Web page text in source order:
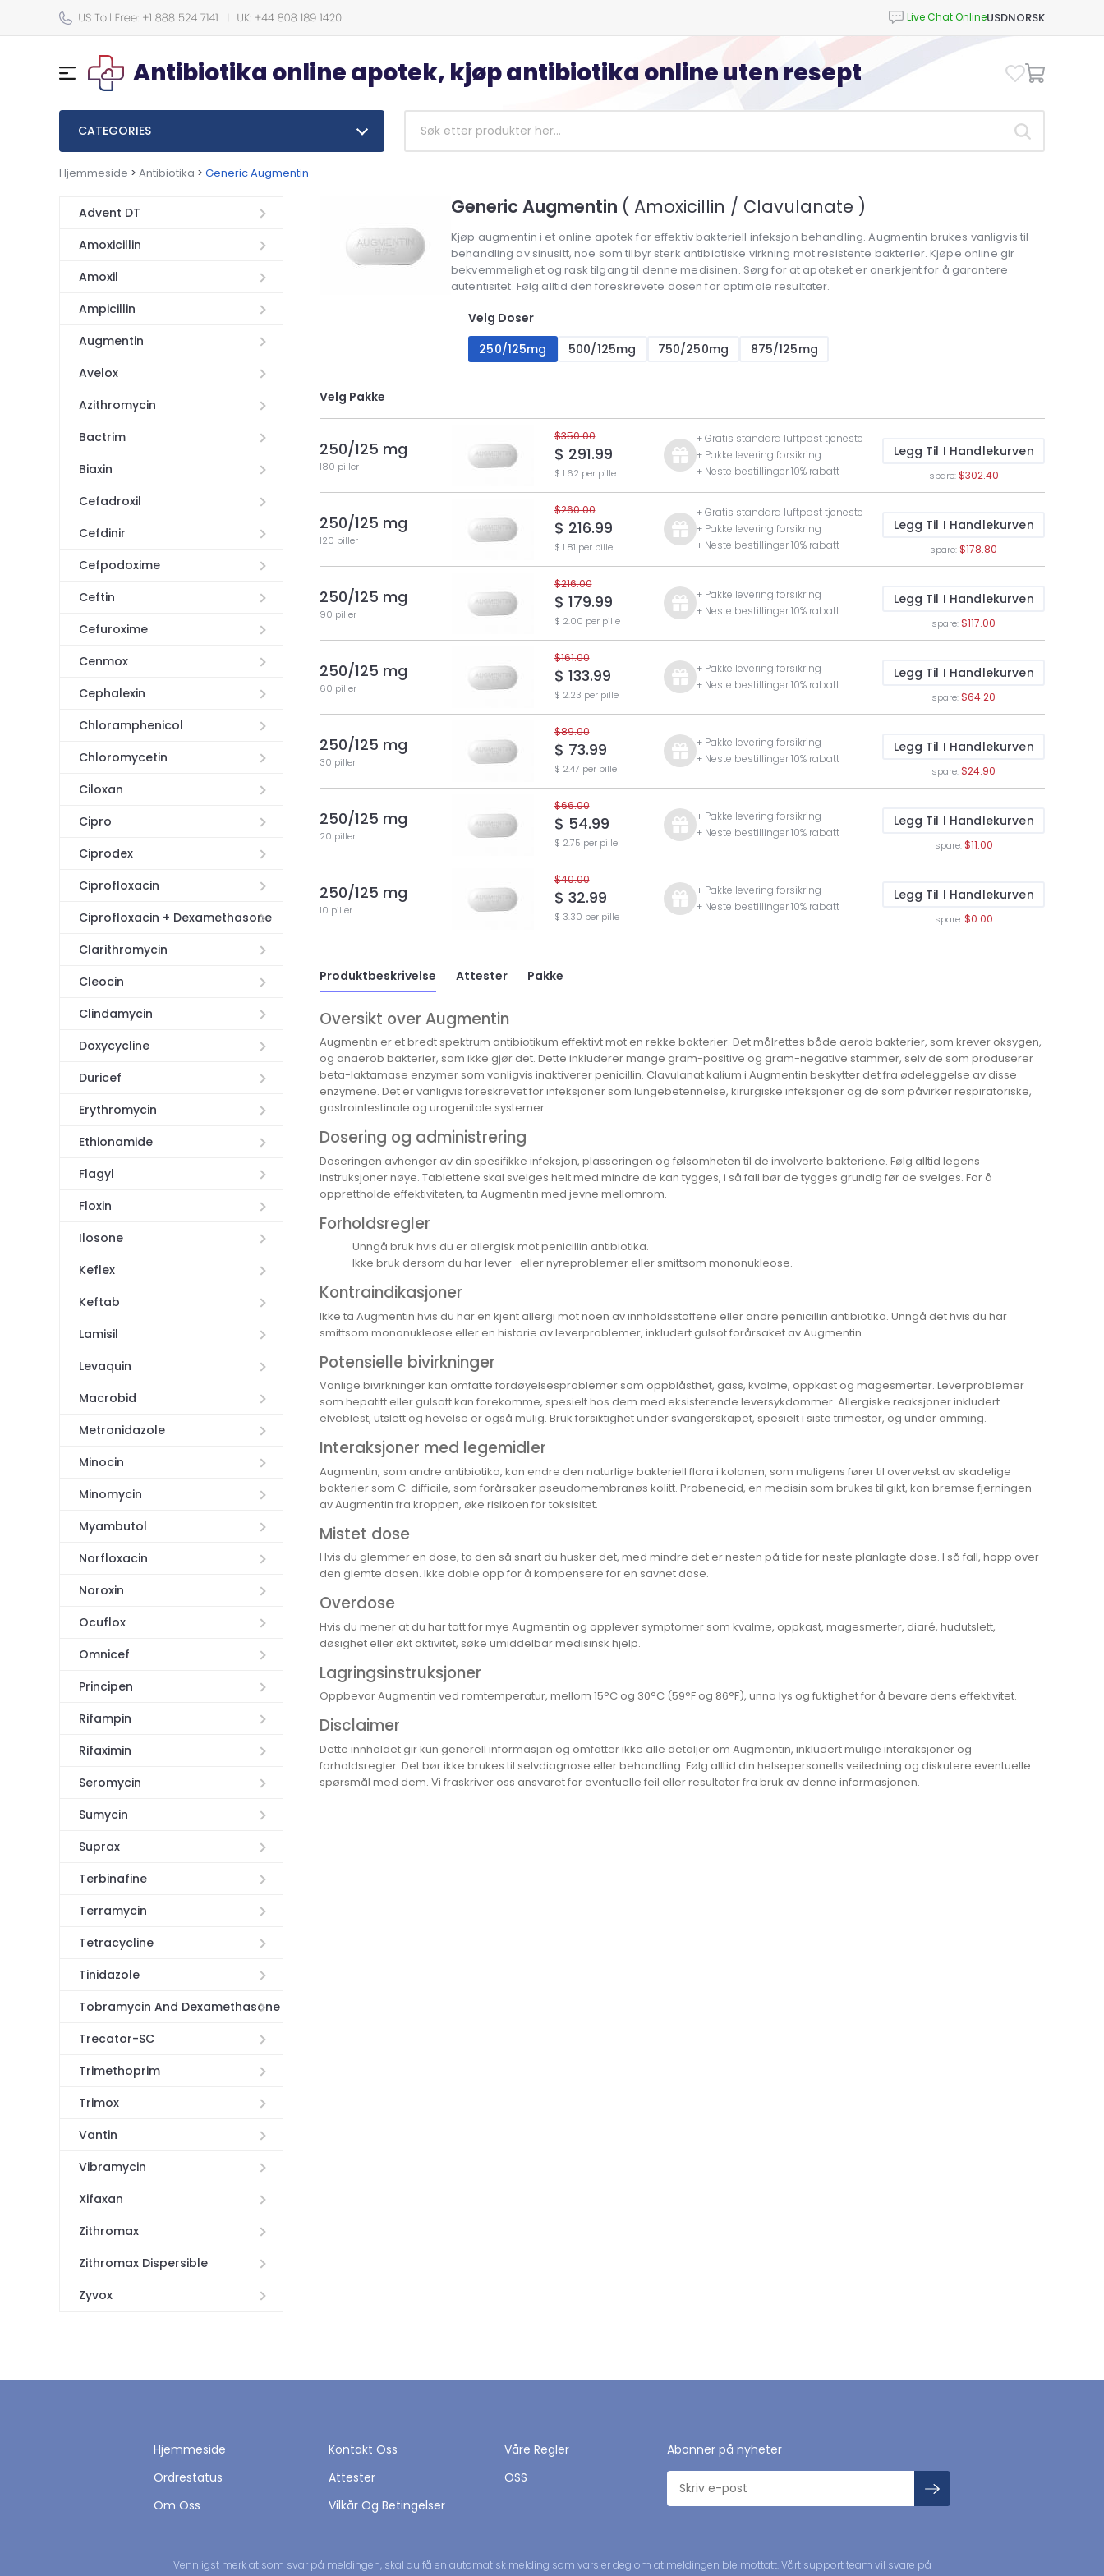
USDNORSK
Antibiotika online apotek, kjøp antibiotika online uten resept
CATEGORIES
Hjemmeside > Antibiotika > Generic Augmentin
Advent DT
Amoxicillin
Amoxil
Ampicillin
Augmentin
Avelox
Azithromycin
Bactrim
Biaxin
Cefadroxil
Cefdinir
Cefpodoxime
Ceftin
Cefuroxime
Cenmox
Cephalexin
Chloramphenicol
Chloromycetin
Ciloxan
Cipro
Ciprodex
Ciprofloxacin
Ciprofloxacin + Dexamethasone
Clarithromycin
Cleocin
Clindamycin
Doxycycline
Duricef
Erythromycin
Ethionamide
Flagyl
Floxin
Ilosone
Keflex
Keftab
Lamisil
Levaquin
Macrobid
Metronidazole
Minocin
Minomycin
Myambutol
Norfloxacin
Noroxin
Ocuflox
Omnicef
Principen
Rifampin
Rifaximin
Seromycin
Sumycin
Suprax
Terbinafine
Terramycin
Tetracycline
Tinidazole
Tobramycin And Dexamethasone
Trecator-SC
Trimethoprim
Trimox
Vantin
Vibramycin
Xifaxan
Zithromax
Zithromax Dispersible
Zyvox
Generic Augmentin ( Amoxicillin / Clavulanate )
Kjøp augmentin i et online apotek for effektiv bakteriell infeksjon behandling. Augmentin brukes vanligvis til
behandling av sinusitt, noe som tilbyr sterk antibiotiske virkning mot resistente bakterier. Kjøpe online gir
bekvemmelighet og rask tilgang til denne medisinen. Sørg for at apoteket er anerkjent for å garantere
autentisitet. Følg alltid den foreskrevete dosen for optimale resultater.
Velg Doser
250/125mg
500/125mg 750/250mg 875/125mg
Velg Pakke
250/125 mg
180 piller
$350.00
$ 291.99
$ 1.62 per pille
+ Gratis standard luftpost tjeneste
+ Pakke levering forsikring
+ Neste bestillinger 10% rabatt
Legg Til I Handlekurven
spare:$302.40
250/125 mg
120 piller
$260.00
$ 216.99
$ 1.81 per pille
+ Gratis standard luftpost tjeneste
+ Pakke levering forsikring
+ Neste bestillinger 10% rabatt
Legg Til I Handlekurven
spare:$178.80
250/125 mg
90 piller
$216.00
$ 179.99
$ 2.00 per pille
+ Pakke levering forsikring
+ Neste bestillinger 10% rabatt
Legg Til I Handlekurven
spare:$117.00
250/125 mg
60 piller
$161.00
$ 133.99
$ 2.23 per pille
+ Pakke levering forsikring
+ Neste bestillinger 10% rabatt
Legg Til I Handlekurven
spare:$64.20
250/125 mg
30 piller
$89.00
$ 73.99
$ 2.47 per pille
+ Pakke levering forsikring
+ Neste bestillinger 10% rabatt
Legg Til I Handlekurven
spare:$24.90
250/125 mg
20 piller
$66.00
$ 54.99
$ 2.75 per pille
+ Pakke levering forsikring
+ Neste bestillinger 10% rabatt
Legg Til I Handlekurven
spare:$11.00
250/125 mg
10 piller
$40.00
$ 32.99
$ 3.30 per pille
+ Pakke levering forsikring
+ Neste bestillinger 10% rabatt
Legg Til I Handlekurven
spare:$0.00
Produktbeskrivelse Attester Pakke
Oversikt over Augmentin
Augmentin er et bredt spektrum antibiotikum effektivt mot en rekke bakterier. Det målrettes både aerob bakterier, som krever oksygen,
og anaerob bakterier, som ikke gjør det. Dette inkluderer mange gram-positive og gram-negative stammer, selv de som produserer
beta-laktamase enzymer som vanligvis inaktiverer penicillin. Clavulanat kalium i Augmentin beskytter det fra ødeleggelse av disse
enzymene. Det er vanligvis foreskrevet for infeksjoner som lungebetennelse, kirurgiske infeksjoner og de som påvirker respiratoriske,
gastrointestinale og urogenitale systemer.
Dosering og administrering
Doseringen avhenger av din spesifikke infeksjon, plasseringen og følsomheten til de involverte bakteriene. Følg alltid legens
instruksjoner nøye. Tablettene skal svelges helt med mindre de kan tygges, i så fall bør de tygges grundig før de svelges. For å
opprettholde effektiviteten, ta Augmentin med jevne mellomrom.
Forholdsregler
Unngå bruk hvis du er allergisk mot penicillin antibiotika.
Ikke bruk dersom du har lever- eller nyreproblemer eller smittsom mononukleose.
Kontraindikasjoner
Ikke ta Augmentin hvis du har en kjent allergi mot noen av innholdsstoffene eller andre penicillin antibiotika. Unngå det hvis du har
smittsom mononukleose eller en historie av leverproblemer, inkludert gulsot forårsaket av Augmentin.
Potensielle bivirkninger
Vanlige bivirkninger kan omfatte fordøyelsesproblemer som oppblåsthet, gass, kvalme, oppkast og magesmerter. Leverproblemer
som hepatitt eller gulsott kan forekomme, spesielt hos dem med eksisterende leversykdommer. Allergiske reaksjoner inkludert
elveblest, utslett og hevelse er også mulig. Bruk forsiktighet under svangerskapet, spesielt i siste trimester, og under amming.
Interaksjoner med legemidler
Augmentin, som andre antibiotika, kan endre den naturlige bakteriell flora i kolonen, som muligens fører til overvekst av skadelige
bakterier som C. difficile, som forårsaker pseudomembranøs kolitt. Probenecid, en medisin som brukes til gikt, kan bremse fjerningen
av Augmentin fra kroppen, øke risikoen for toksisitet.
Mistet dose
Hvis du glemmer en dose, ta den så snart du husker det, med mindre det er nesten på tide for neste planlagte dose. I så fall, hopp over
den glemte dosen. Ikke doble opp for å kompensere for en savnet dose.
Overdose
Hvis du mener at du har tatt for mye Augmentin og opplever symptomer som kvalme, oppkast, magesmerter, diaré, hudutslett,
døsighet eller økt aktivitet, søke umiddelbar medisinsk hjelp.
Lagringsinstruksjoner
Oppbevar Augmentin ved romtemperatur, mellom 15°C og 30°C (59°F og 86°F), unna lys og fuktighet for å bevare dens effektivitet.
Disclaimer
Dette innholdet gir kun generell informasjon og omfatter ikke alle detaljer om Augmentin, inkludert mulige interaksjoner og
forholdsregler. Det bør ikke brukes til selvdiagnose eller behandling. Følg alltid din helsepersonells veiledning og diskutere eventuelle
spørsmål med dem. Vi fraskriver oss ansvaret for eventuelle feil eller resultater fra bruk av denne informasjonen.
Hjemmeside Kontakt Oss
Våre Regler
Ordrestatus
Attester
OSS
Om Oss
Vilkår Og Betingelser
Abonner på nyheter
Vennligst merk at som svar på meldingen, skal du få en automatisk melding som varsler deg om at meldingen ble mottatt. Vårt support team vil svare på